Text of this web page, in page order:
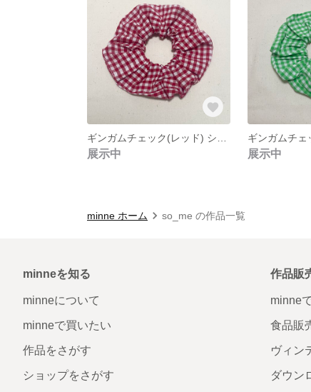
展示中 展示中
minne ホーム so_me の作品一覧
minneを知る
minneについて
minneで買いたい
作品をさがす
ショップをさがす
作品販
minne
食品販
ヴィン
ダウン